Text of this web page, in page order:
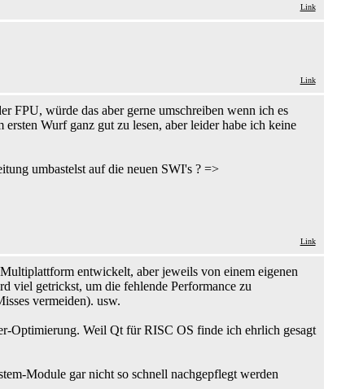
Link
Link
FPU, würde das aber gerne umschreiben wenn ich es
Wurf ganz gut zu lesen, aber leider habe ich keine
umbastelst auf die neuen SWI's ? =>
Link
entwickelt, aber jeweils von einem eigenen
viel getrickst, um die fehlende Performance zu
vermeiden). usw.
Optimierung. Weil Qt für RISC OS finde ich ehrlich gesagt
Module gar nicht so schnell nachgepflegt werden